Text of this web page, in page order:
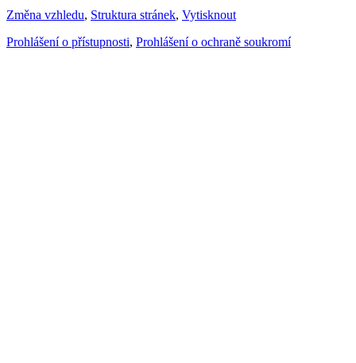
Změna vzhledu, Struktura stránek, Vytisknout
Prohlášení o přístupnosti, Prohlášení o ochraně soukromí